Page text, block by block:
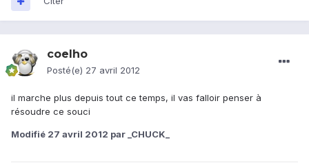
coelho
Posté(e) 27 avril 2012
il marche plus depuis tout ce temps, il vas falloir penser à
résoudre ce souci
Modifié 27 avril 2012 par _CHUCK_